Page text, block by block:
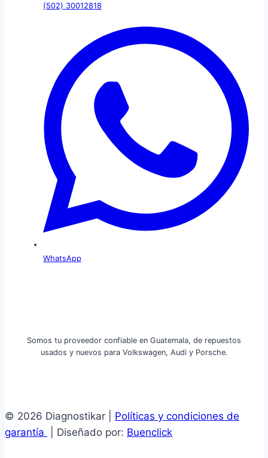
(502) 30012818
WhatsApp
Somos tu proveedor confiable en Guatemala, de repuestos
usados y nuevos para Volkswagen, Audi y Porsche.
© 2026 Diagnostikar | Políticas y condiciones de
garantía
| Diseñado por: Buenclick